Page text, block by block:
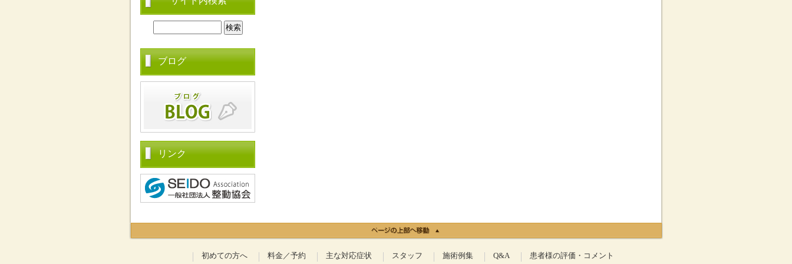
ブログ
リンク
初めての方へ 料金／予約 主な対応症状 スタッフ 施術例集 Q&A 患者様の評価・コメント